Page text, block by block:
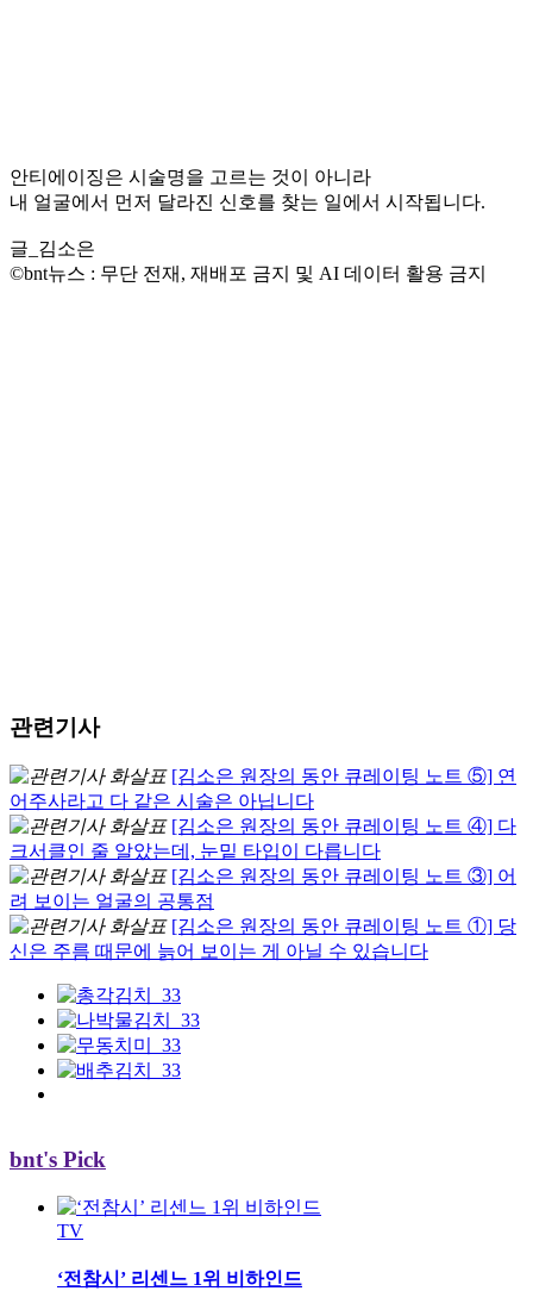
안티에이징은 시술명을 고르는 것이 아니라
내 얼굴에서 먼저 달라진 신호를 찾는 일에서 시작됩니다.
글_김소은
©bnt뉴스 : 무단 전재, 재배포 금지 및 AI 데이터 활용 금지
관련기사
[김소은 원장의 동안 큐레이팅 노트 ⑤] 연
어주사라고 다 같은 시술은 아닙니다
[김소은 원장의 동안 큐레이팅 노트 ④] 다
크서클인 줄 알았는데, 눈밑 타입이 다릅니다
[김소은 원장의 동안 큐레이팅 노트 ③] 어
려 보이는 얼굴의 공통점
[김소은 원장의 동안 큐레이팅 노트 ①] 당
신은 주름 때문에 늙어 보이는 게 아닐 수 있습니다
bnt's Pick
TV
‘전참시’ 리센느 1위 비하인드